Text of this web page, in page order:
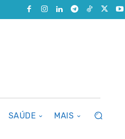
SAÚDE MAIS